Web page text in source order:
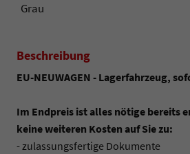
Grau
Beschreibung
EU-NEUWAGEN - Lagerfahrzeug,
Im Endpreis ist alles nötige bereits
keine weiteren Kosten auf Sie zu:
- zulassungsfertige Dokumente